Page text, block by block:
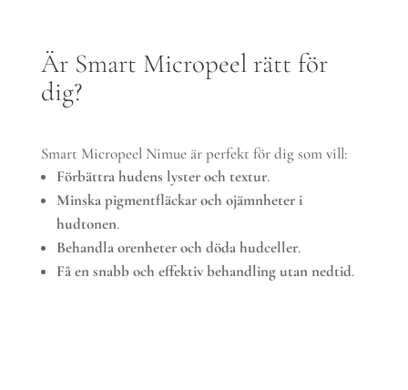
Är Smart Micropeel rätt för
dig?
Smart Micropeel Nimue är perfekt för dig som vill:
Förbättra hudens lyster och textur.
Minska pigmentfläckar och ojämnheter i
hudtonen.
Behandla orenheter och döda hudceller.
Få en snabb och effektiv behandling utan nedtid.